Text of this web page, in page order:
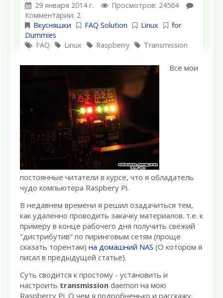
29 января 2014 г.
Просмотров: 24564
Комментарии: 2
Вкусняшки
FAQ Solution Linux
for
Dummies
FAQ
Linux Raspberry Transmission
Все мои
постоянные читатели в курсе, что я обладатель
чудо компьютера Raspbery Pi.
В недавнем времени я решил озадачиться тем,
как удаленно проводить закачку материалов. т.е. к
примеру в конце рабочего дня получить свежий
"дистрибутив" по пиринговым сетям (проще
сказать торентам) на домашний NAS (О котором я
писал в предыдущей статье).
Суть сводится к простому - установить и
настроить transmission daemon на мою
Raspberry Pi. О чем я подробненько и расскажу.